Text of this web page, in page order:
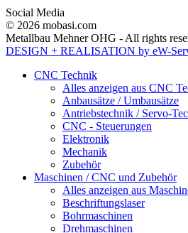
Social Media
© 2026 mobasi.com
Metallbau Mehner OHG - All rights
DESIGN + REALISATION by eW-
CNC Technik
Alles anzeigen aus CNC
Anbausätze / Umbausätze
Antriebstechnik / Servo-
CNC - Steuerungen
Elektronik
Mechanik
Zubehör
Maschinen / CNC und Zubehör
Alles anzeigen aus
Beschriftungslaser
Bohrmaschinen
Drehmaschinen